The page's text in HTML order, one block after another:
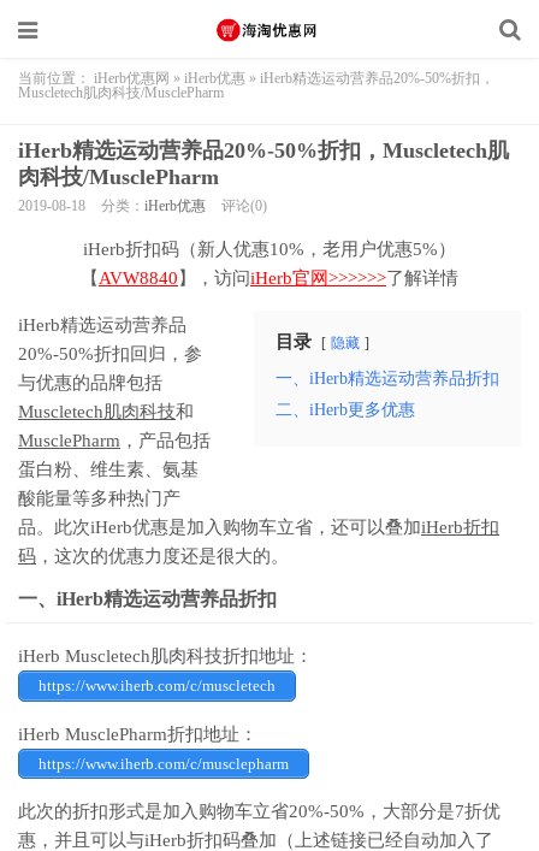
当前位置： iHerb优惠网 » iHerb优惠 » iHerb精选运动营养品20%-50%折扣，
Muscletech肌肉科技/MusclePharm
iHerb精选运动营养品20%-50%折扣，Muscletech肌
肉科技/MusclePharm
2019-08-18 分类： iHerb优惠 评论(0)
iHerb折扣码（新人优惠10%，老用户优惠5%）
【 AVW8840 】，访问iHerb官网>>>>>>了解详情
目录 隐藏
一、iHerb精选运动营养品折扣
二、iHerb更多优惠
iHerb精选运动营养品
20%-50%折扣回归，参
与优惠的品牌包括
Muscletech肌肉科技和
MusclePharm ，产品包括
蛋白粉、维生素、氨基
酸能量等多种热门产
品。此次iHerb优惠是加入购物车立省，还可以叠加iHerb折扣
码 ，这次的优惠力度还是很大的。
一、iHerb精选运动营养品折扣
iHerb Muscletech肌肉科技折扣地址：
https://www.iherb.com/c/muscletech
iHerb MusclePharm折扣地址：
https://www.iherb.com/c/musclepharm
此次的折扣形式是加入购物车立省20%-50%，大部分是7折优
惠，并且可以与iHerb折扣码叠加（上述链接已经自动加入了